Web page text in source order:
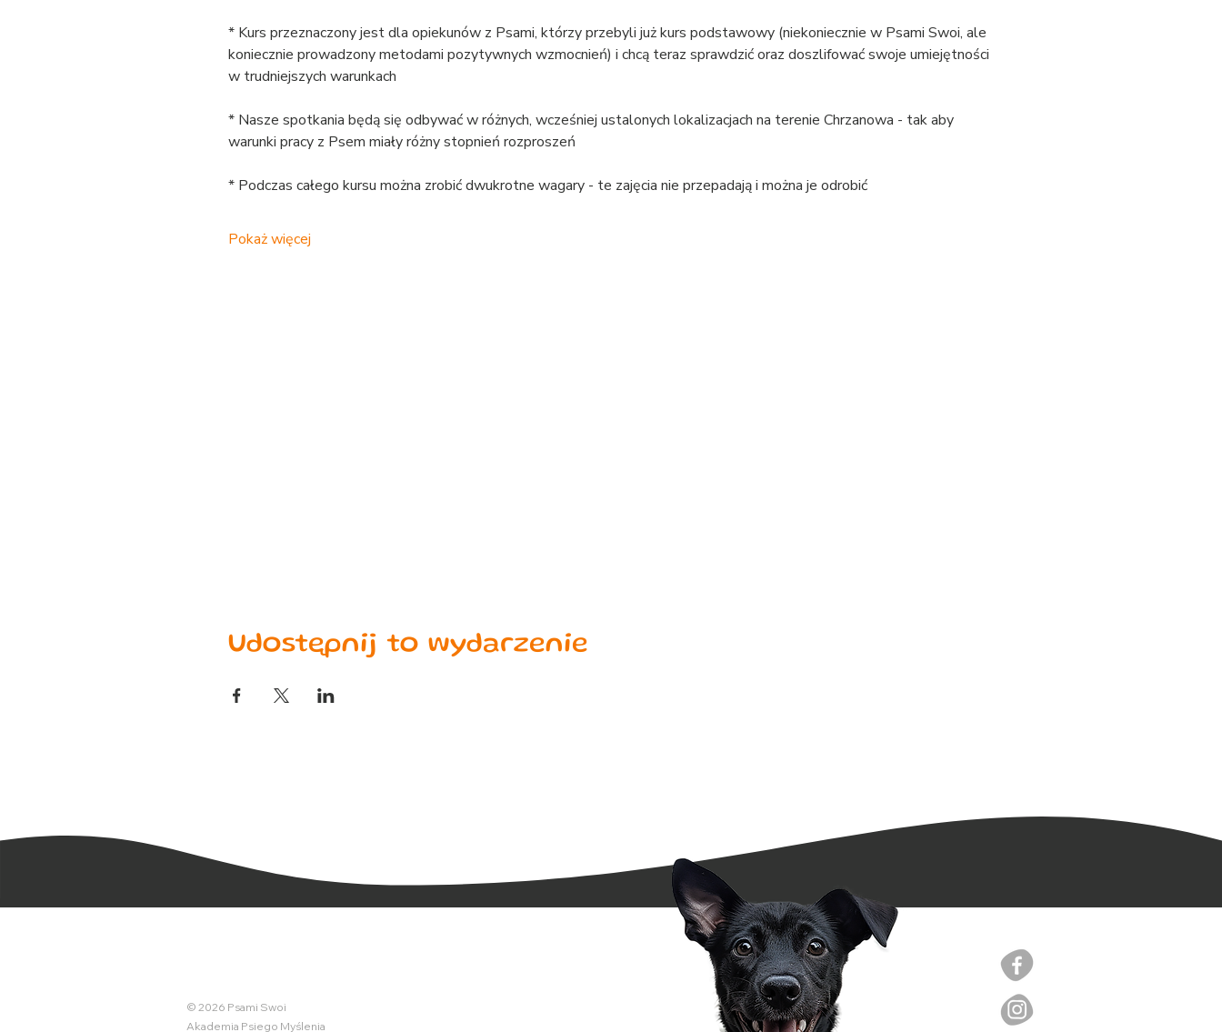
* Kurs przeznaczony jest dla opiekunów z Psami, którzy przebyli już kurs podstawowy (niekoniecznie w Psami Swoi, ale
koniecznie prowadzony metodami pozytywnych wzmocnień) i chcą teraz sprawdzić oraz doszlifować swoje umiejętności
w trudniejszych warunkach
* Nasze spotkania będą się odbywać w różnych, wcześniej ustalonych lokalizacjach na terenie Chrzanowa - tak aby
warunki pracy z Psem miały różny stopnień rozproszeń
* Podczas całego kursu można zrobić dwukrotne wagary - te zajęcia nie przepadają i można je odrobić
Pokaż więcej
Udostępnij to wydarzenie
© 2026 Psami Swoi
Akademia Psiego Myślenia